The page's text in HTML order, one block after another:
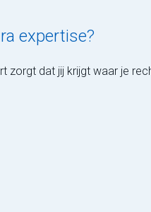
expertise?
zorgt dat jij krijgt waar je